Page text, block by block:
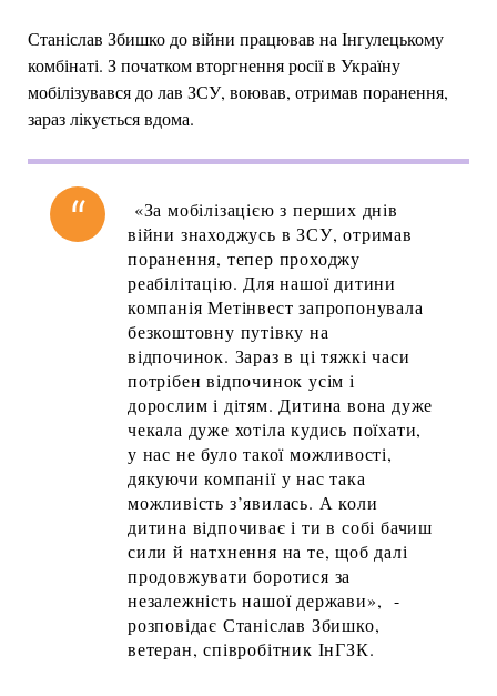
Станіслав Збишко до війни працював на Інгулецькому
комбінаті. З початком вторгнення росії в Україну
мобілізувався до лав ЗСУ, воював, отримав поранення,
зараз лікується вдома.
«За мобілізацією з перших днів
війни знаходжусь в ЗСУ, отримав
поранення, тепер проходжу
реабілітацію. Для нашої дитини
компанія Метінвест запропонувала
безкоштовну путівку на
відпочинок. Зараз в ці тяжкі часи
потрібен відпочинок усім і
дорослим і дітям. Дитина вона дуже
чекала дуже хотіла кудись поїхати,
у нас не було такої можливості,
дякуючи компанії у нас така
можливість з’явилась. А коли
дитина відпочиває і ти в собі бачиш
сили й натхнення на те, щоб далі
продовжувати боротися за
незалежність нашої держави», -
розповідає Станіслав Збишко,
ветеран, співробітник ІнГЗК.